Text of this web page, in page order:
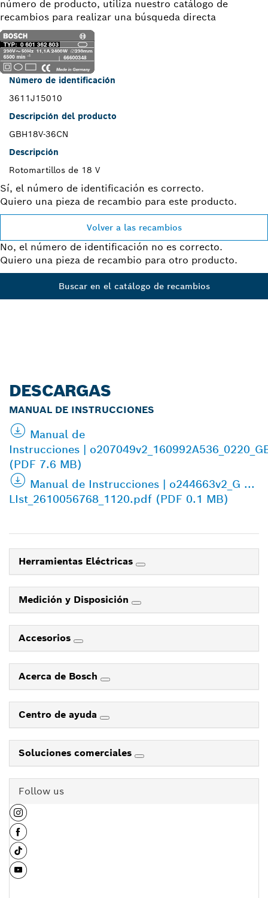
número de producto, utiliza nuestro catálogo de
recambios para realizar una búsqueda directa
Número de identificación
3611J15010
Descripción del producto
GBH18V-36CN
Descripción
Rotomartillos de 18 V
Sí, el número de identificación es correcto.
Quiero una pieza de recambio para este producto.
Volver a las recambios
No, el número de identificación no es correcto.
Quiero una pieza de recambio para otro producto.
Buscar en el catálogo de recambios
DESCARGAS
MANUAL DE INSTRUCCIONES
Manual de
Instrucciones |
(PDF 7.6 MB)
Manual de Instrucciones | o244663v2_G ...
LIst_2610056768_1120.pdf (PDF 0.1 MB)
Herramientas Eléctricas
Medición y Disposición
Accesorios
Acerca de Bosch
Centro de ayuda
Soluciones comerciales
Follow us